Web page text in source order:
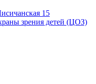
15
зрения детей (ЦОЗ)